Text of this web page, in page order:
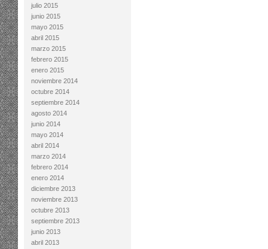
julio 2015
junio 2015
mayo 2015
abril 2015
marzo 2015
febrero 2015
enero 2015
noviembre 2014
octubre 2014
septiembre 2014
agosto 2014
junio 2014
mayo 2014
abril 2014
marzo 2014
febrero 2014
enero 2014
diciembre 2013
noviembre 2013
octubre 2013
septiembre 2013
junio 2013
abril 2013